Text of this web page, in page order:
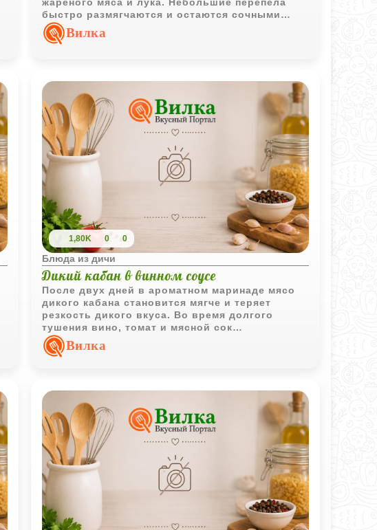
быстро размягчаются и остаются сочными
внутри, особенно если подавать их вместе с
горячим соусом прямо из кастрюли.
Вилка
1,80K 0 0
Блюда из дичи
Дикий кабан в винном соусе
После двух дней в ароматном маринаде мясо
дикого кабана становится мягче и теряет
резкость дикого вкуса. Во время долгого
тушения вино, томат и мясной сок
превращаются в густой насыщенный соус,
который особенно хорошо сочетается с
Вилка